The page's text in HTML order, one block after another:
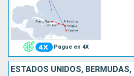
Pague en 4X